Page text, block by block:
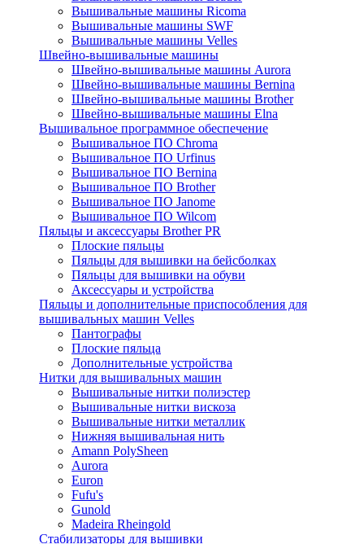
Вышивальные машины Ricoma
Вышивальные машины SWF
Вышивальные машины Velles
Швейно-вышивальные машины
Швейно-вышивальные машины Aurora
Швейно-вышивальные машины Bernina
Швейно-вышивальные машины Brother
Швейно-вышивальные машины Elna
Вышивальное программное обеспечение
Вышивальное ПО Chroma
Вышивальное ПО Urfinus
Вышивальное ПО Bernina
Вышивальное ПО Brother
Вышивальное ПО Janome
Вышивальное ПО Wilcom
Пяльцы и аксессуары Brother PR
Плоские пяльцы
Пяльцы для вышивки на бейсболках
Пяльцы для вышивки на обуви
Аксессуары и устройства
Пяльцы и дополнительные приспособления для
вышивальных машин Velles
Пантографы
Плоские пяльца
Дополнительные устройства
Нитки для вышивальных машин
Вышивальные нитки полиэстер
Вышивальные нитки вискоза
Вышивальные нитки металлик
Нижняя вышивальная нить
Amann PolySheen
Aurora
Euron
Fufu's
Gunold
Madeira Rheingold
Стабилизаторы для вышивки